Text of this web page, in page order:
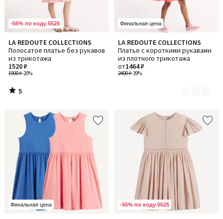
-55% по коду 5525
LA REDOUTE COLLECTIONS
Полосатое платье без рукавов
из трикотажа
1900 ₽-20%
1520 ₽
5
/
5
5
/
Финальная цена
LA REDOUTE COLLECTIONS
Платье с короткими рукавами
из плотного трикотажа
2400 ₽-39%
от1464 ₽
Количество
цветов:
2
Финальная цена -55% по коду 5525